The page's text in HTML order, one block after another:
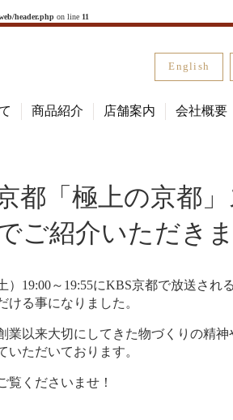
header.php on line 11
English
商品紹介 店舗案内 会社概要
都「極上の京都
ご紹介いただき
）19:00～19:55にKBS京都で放送さ
ける事になりました。
業以来大切にしてきた物づくりの精
いただいております。
覧くださいませ！